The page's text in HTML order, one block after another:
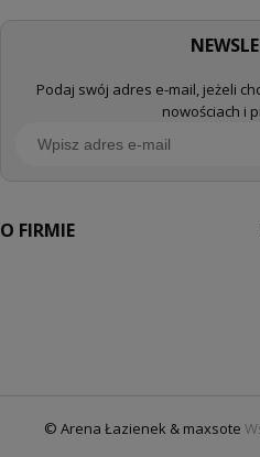
Podaj swój adres e-mail, jeżeli
nowościach i
O FIRMIE
© Arena Łazienek & maxsote